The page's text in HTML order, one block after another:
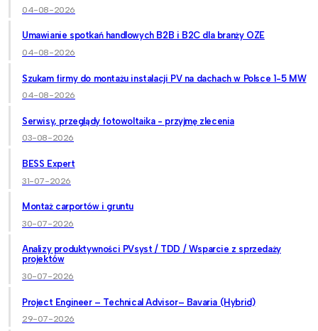
04-08-2026
Umawianie spotkań handlowych B2B i B2C dla branży OZE
04-08-2026
Szukam firmy do montażu instalacji PV na dachach w Polsce 1-5 MW
04-08-2026
Serwisy, przeglądy fotowoltaika - przyjmę zlecenia
03-08-2026
BESS Expert
31-07-2026
Montaż carportów i gruntu
30-07-2026
Analizy produktywności PVsyst / TDD / Wsparcie z sprzedaży
projektów
30-07-2026
Project Engineer – Technical Advisor– Bavaria (Hybrid)
29-07-2026